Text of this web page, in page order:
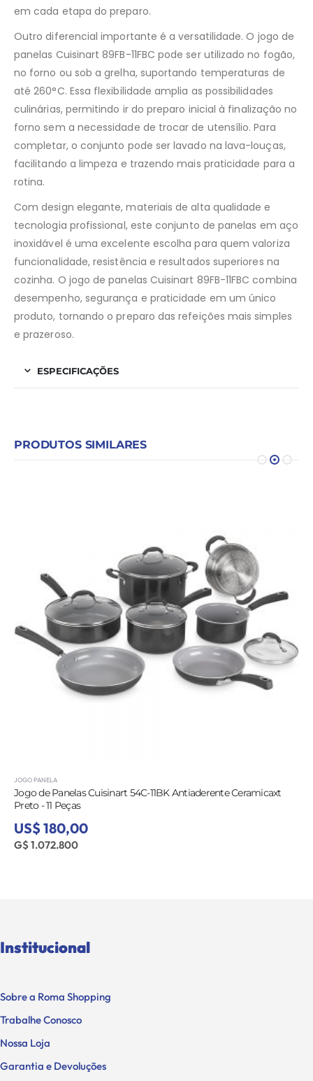
em cada etapa do preparo.
Outro diferencial importante é a versatilidade. O jogo de
panelas Cuisinart 89FB-11FBC pode ser utilizado no fogão,
no forno ou sob a grelha, suportando temperaturas de
até 260°C. Essa flexibilidade amplia as possibilidades
culinárias, permitindo ir do preparo inicial à finalização no
forno sem a necessidade de trocar de utensílio. Para
completar, o conjunto pode ser lavado na lava-louças,
facilitando a limpeza e trazendo mais praticidade para a
rotina.
Com design elegante, materiais de alta qualidade e
tecnologia profissional, este conjunto de panelas em aço
inoxidável é uma excelente escolha para quem valoriza
funcionalidade, resistência e resultados superiores na
cozinha. O jogo de panelas Cuisinart 89FB-11FBC combina
desempenho, segurança e praticidade em um único
produto, tornando o preparo das refeições mais simples
e prazeroso.
ESPECIFICAÇÕES
PRODUTOS SIMILARES
JOGO PANELA
Jogo de Panelas Cuisinart 54C-11BK Antiaderente Ceramicaxt
Preto - 11 Peças
US$ 180,00
G$ 1.072.800
Institucional
Sobre a Roma Shopping
Trabalhe Conosco
Nossa Loja
Garantia e Devoluções